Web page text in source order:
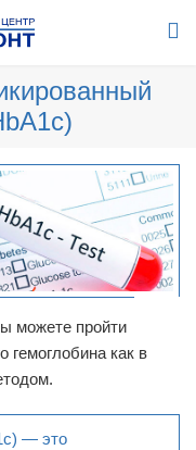
можете пройти
гемоглобина как в
— это